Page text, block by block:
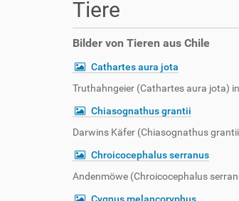
i
n
h
i
r
:
Tiere
Bilder von Tieren aus Chile
Cathartes aura jota
Truthahngeier (Cathartes aura jota)
Chiasognathus grantii
Darwins Käfer (Chiasognathus
Chroicocephalus serranus
Andenmöwe (Chroicocephalus